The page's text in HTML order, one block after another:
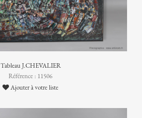
Tableau J.CHEVALIER
Référence : 11506
Ajouter à votre liste